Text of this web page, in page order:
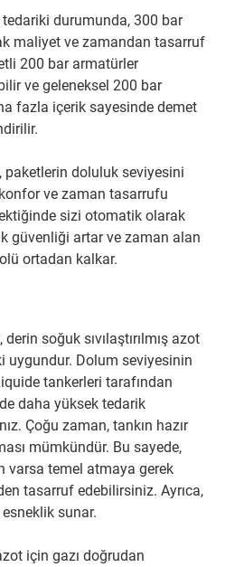
durumunda, 300 bar
maliyet ve zamandan tasarruf
200 bar armatürler
ve geleneksel 200 bar
fazla içerik sayesinde demet
doluluk seviyesini
ve zaman tasarrufu
sizi otomatik olarak
güvenliği artar ve zaman alan
ortadan kalkar.
soğuk sıvılaştırılmış azot
uygundur. Dolum seviyesinin
tankerleri tarafından
daha yüksek tedarik
Çoğu zaman, tankın hazır
mümkündür. Bu sayede,
varsa temel atmaya gerek
tasarruf edebilirsiniz. Ayrıca,
sunar.
için gazı doğrudan